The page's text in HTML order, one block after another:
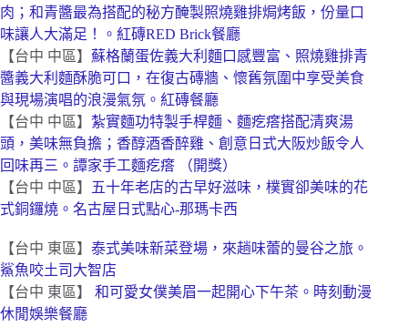
肉；和青醬最為搭配的秘方醃製照燒雞排焗烤飯，份量口
味讓人大滿足！。紅磚RED Brick餐廳
【台中 中區】 蘇格蘭蛋佐義大利麵口感豐富、照燒雞排青
醬義大利麵酥脆可口，在復古磚牆、懷舊氛圍中享受美食
與現場演唱的浪漫氣氛。紅磚餐廳
【台中 中區】 紮實麵功特製手桿麵、麵疙瘩搭配清爽湯
頭，美味無負擔；香醇酒香醉雞、創意日式大阪炒飯令人
回味再三。譚家手工麵疙瘩 （開獎）
【台中 中區】
五十年老店的古早好滋味，樸實卻美味的花
式銅鑼燒。名古屋日式點心-那瑪卡西
【台中 東區】 泰式美味新菜登場，來趟味蕾的曼谷之旅。
鯊魚咬土司大智店
【台中 東區】
和可愛女僕美眉一起開心下午茶。時刻動漫
休閒娛樂餐廳